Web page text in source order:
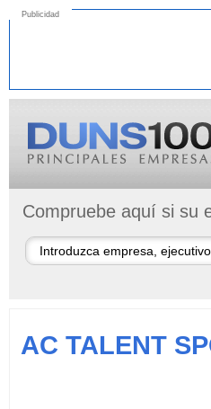
Publicidad
Compruebe aquí si su
AC TALENT